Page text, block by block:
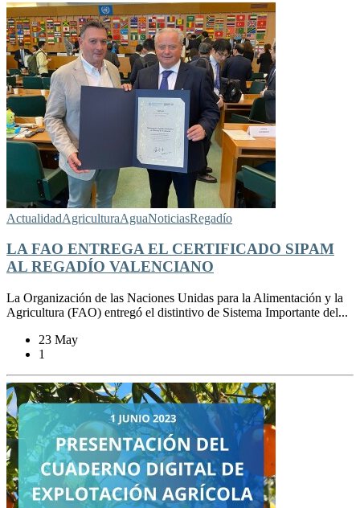
ActualidadAgriculturaAguaNoticiasRegadío
LA FAO ENTREGA EL CERTIFICADO SIPAM
AL REGADÍO VALENCIANO
La Organización de las Naciones Unidas para la Alimentación y la
Agricultura (FAO) entregó el distintivo de Sistema Importante del...
23 May
1